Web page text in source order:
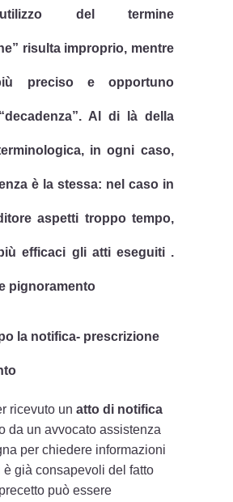
del termine
risulta improprio, mentre
preciso e opportuno
Al di là della
in ogni caso,
è la stessa: nel caso in
aspetti troppo tempo,
efficaci gli atti eseguiti .
pignoramento
la notifica- prescrizione
ricevuto unatto di notifica
da un avvocato assistenza
per chiedere informazioni
è già consapevoli del fatto
può essere